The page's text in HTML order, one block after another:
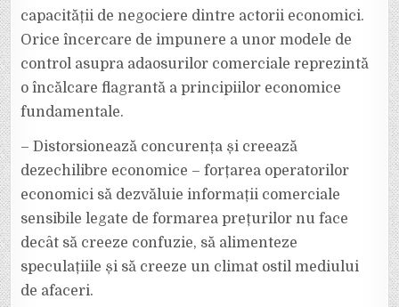
capacității de negociere dintre actorii economici.
Orice încercare de impunere a unor modele de
control asupra adaosurilor comerciale reprezintă
o încălcare flagrantă a principiilor economice
fundamentale.
– Distorsionează concurența și creează
dezechilibre economice – forțarea operatorilor
economici să dezvăluie informații comerciale
sensibile legate de formarea prețurilor nu face
decât să creeze confuzie, să alimenteze
speculațiile și să creeze un climat ostil mediului
de afaceri.